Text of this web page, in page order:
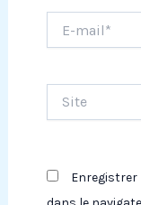
mail*
Enregistrer